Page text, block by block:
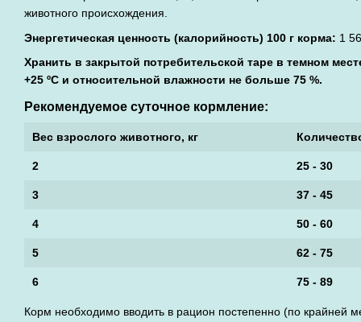
животного происхождения.
Энергетическая ценность (калорийность) 100 г корма: 1
Хранить в закрытой потребительской таре в темном
+25 ºС и относительной влажности не больше 75 %.
Рекомендуемое суточное кормление:
Вес взрослого животного, кг
2 25 - 30
3 37 - 45
4 50 - 60
5 62 - 75
6 75 - 89
Корм необходимо вводить в рацион постепенно (по крайней